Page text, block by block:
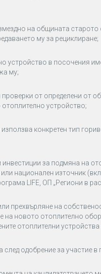
на общината
му за рециклиране;
устройство в посочения
му;
от определени от
устройство;
конкретен тип
за подмяна на
национален източник
LIFE, ОП „Региони в
прехвърляне на
на новото отоплително
отоплителни
одобрение за участие в